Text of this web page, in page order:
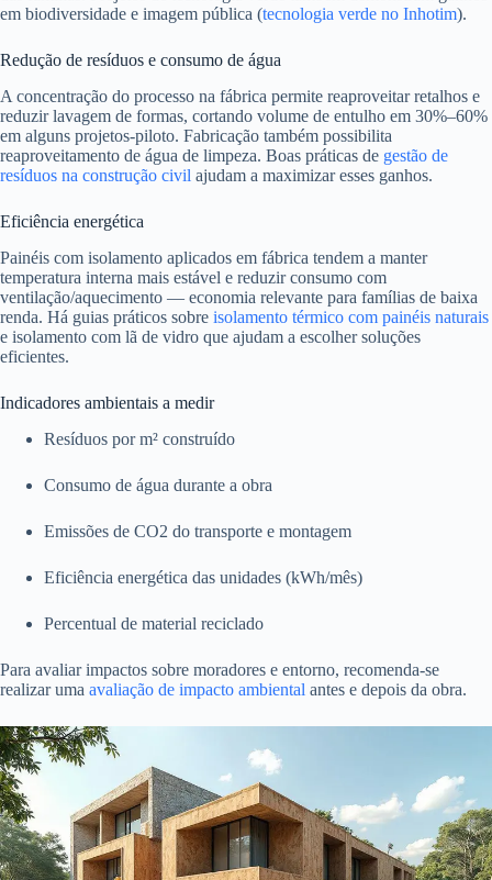
em biodiversidade e imagem pública (tecnologia verde no Inhotim).
Redução de resíduos e consumo de água
A concentração do processo na fábrica permite reaproveitar retalhos e
reduzir lavagem de formas, cortando volume de entulho em 30%–60%
em alguns projetos-piloto. Fabricação também possibilita
reaproveitamento de água de limpeza. Boas práticas de gestão de
resíduos na construção civil ajudam a maximizar esses ganhos.
Eficiência energética
Painéis com isolamento aplicados em fábrica tendem a manter
temperatura interna mais estável e reduzir consumo com
ventilação/aquecimento — economia relevante para famílias de baixa
renda. Há guias práticos sobre isolamento térmico com painéis naturais
e isolamento com lã de vidro que ajudam a escolher soluções
eficientes.
Indicadores ambientais a medir
Resíduos por m² construído
Consumo de água durante a obra
Emissões de CO2 do transporte e montagem
Eficiência energética das unidades (kWh/mês)
Percentual de material reciclado
Para avaliar impactos sobre moradores e entorno, recomenda-se
realizar uma avaliação de impacto ambiental antes e depois da obra.